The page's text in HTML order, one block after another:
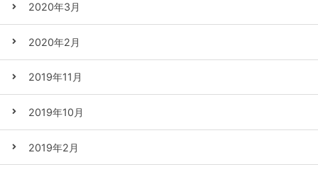
2020年3月
2020年2月
2019年11月
2019年10月
2019年2月